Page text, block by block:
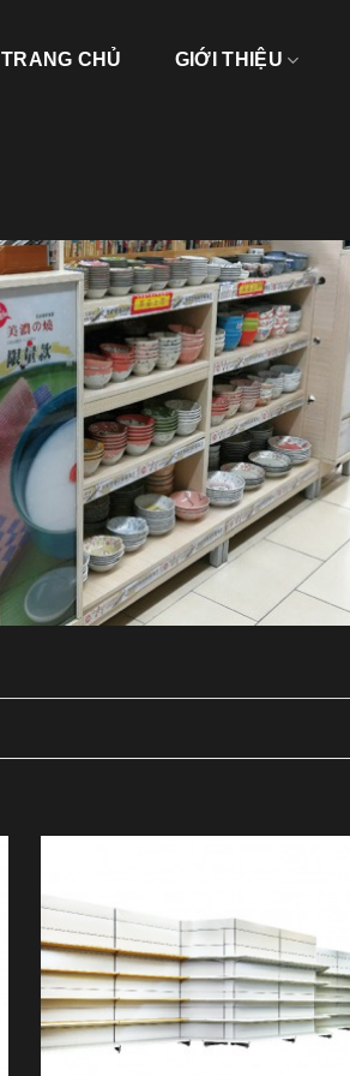
TRANG CHỦ GIỚI THIỆU